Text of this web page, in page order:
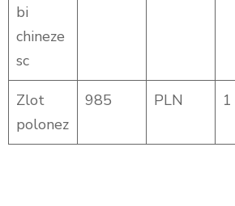
bi
chineze
sc
Zlot
polonez
985 PLN 1